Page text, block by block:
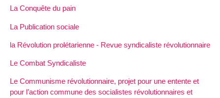
La Conquête du pain
La Publication sociale
la Révolution prolétarienne - Revue syndicaliste révolutionnaire
Le Combat Syndicaliste
Le Communisme révolutionnaire, projet pour une entente et
pour l’action commune des socialistes révolutionnaires et